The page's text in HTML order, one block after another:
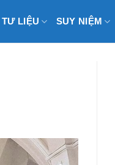
TƯ LIỆU SUY NIỆM